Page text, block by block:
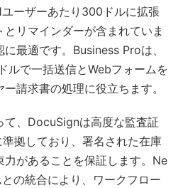
ーザーあたり300ドルに拡張
リマインダーが含まれていま
最適です。Business Proは、
ルで一括送信とWebフォームを
請求書の処理に役立ちます。
て、DocuSignは高度な監査証
拠しており、署名された在庫
力があることを保証します。Ne
の統合により、ワークフロー